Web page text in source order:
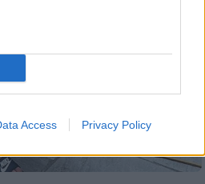
Access Privacy Policy